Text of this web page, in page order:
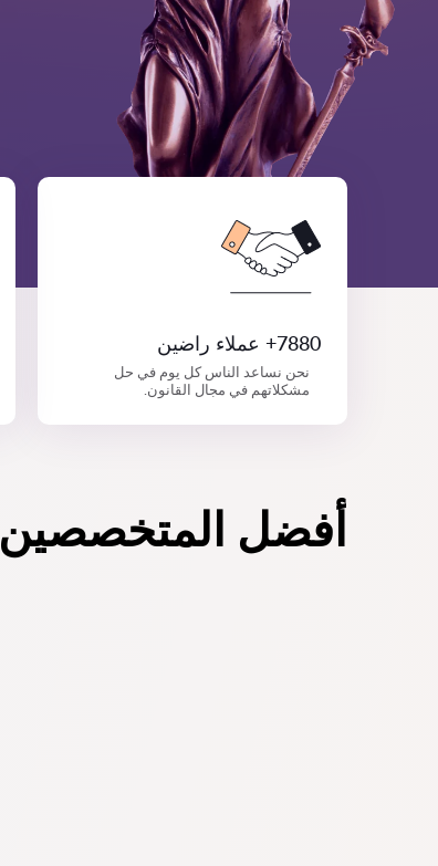
7880+ عملاء راضين
نحن نساعد الناس كل يوم في حل
مشكلاتهم في مجال القانون.
أفضل المتخصصين